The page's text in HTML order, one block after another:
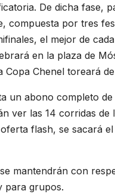
De dicha fase,
compuesta por tres
el mejor de
en la plaza de
Chenel toreará
un abono completo
ver las 14 corridas
flash, se sacará
mantendrán con
para grupos.